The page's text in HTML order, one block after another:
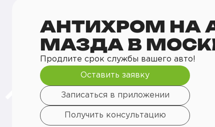
АНТИХРОМ НА
МАЗДА В
Продлите срок службы вашего авто!
Оставить заявку
Записаться в приложении
Получить консультацию